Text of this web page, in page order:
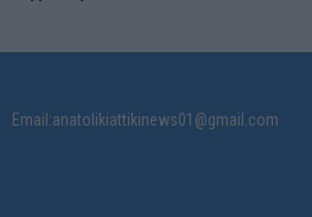
Email:anatolikiattikinews01@gmail.com